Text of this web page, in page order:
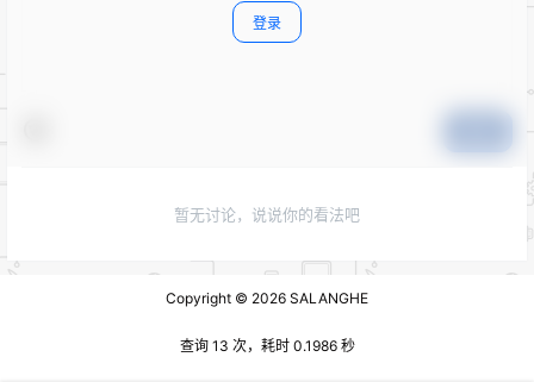
登录
暂无讨论，说说你的看法吧
Copyright © 2026 SALANGHE
查询 13 次，耗时 0.1986 秒